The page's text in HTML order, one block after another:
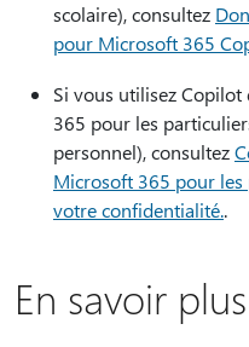
scolaire), consultez
pour Microsoft 365
Si vous utilisez
365 pour les
personnel), consultez
Microsoft 365 pour les
votre confidentialité..
En savoir plus